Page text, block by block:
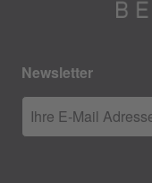
Newsletter
Ihre E-Mail